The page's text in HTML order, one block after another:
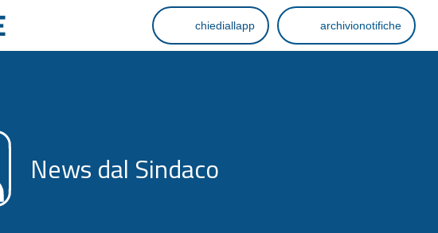
chiediallapp archivionotifiche
News dal Sindaco